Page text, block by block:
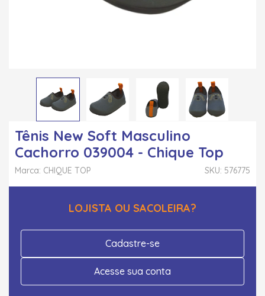
Tênis New Soft Masculino
Cachorro 039004 - Chique Top
SKU: 576775
Marca: CHIQUE TOP
LOJISTA OU SACOLEIRA?
Cadastre-se
Acesse sua conta